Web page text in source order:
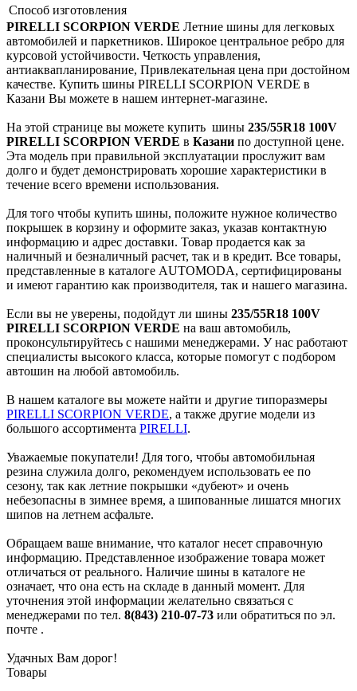
Способ изготовления
PIRELLI SCORPION VERDE Летние шины для легковых
автомобилей и паркетников. Широкое центральное ребро для
курсовой устойчивости. Четкость управления,
антиаквапланирование, Привлекательная цена при достойном
качестве. Купить шины PIRELLI SCORPION VERDE в
Казани Вы можете в нашем интернет-магазине.
На этой странице вы можете купить шины 235/55R18 100V
PIRELLI SCORPION VERDE в Казани по доступной цене.
Эта модель при правильной эксплуатации прослужит вам
долго и будет демонстрировать хорошие характеристики в
течение всего времени использования.
Для того чтобы купить шины, положите нужное количество
покрышек в корзину и оформите заказ, указав контактную
информацию и адрес доставки. Товар продается как за
наличный и безналичный расчет, так и в кредит. Все товары,
представленные в каталоге AUTOMODA, сертифицированы
и имеют гарантию как производителя, так и нашего магазина.
Если вы не уверены, подойдут ли шины 235/55R18 100V
PIRELLI SCORPION VERDE на ваш автомобиль,
проконсультируйтесь с нашими менеджерами. У нас работают
специалисты высокого класса, которые помогут с подбором
автошин на любой автомобиль.
В нашем каталоге вы можете найти и другие типоразмеры
PIRELLI SCORPION VERDE, а также другие модели из
большого ассортимента PIRELLI.
Уважаемые покупатели! Для того, чтобы автомобильная
резина служила долго, рекомендуем использовать ее по
сезону, так как летние покрышки «дубеют» и очень
небезопасны в зимнее время, а шипованные лишатся многих
шипов на летнем асфальте.
Обращаем ваше внимание, что каталог несет справочную
информацию. Представленное изображение товара может
отличаться от реального. Наличие шины в каталоге не
означает, что она есть на складе в данный момент. Для
уточнения этой информации желательно связаться с
менеджерами по тел. 8(843) 210-07-73 или обратиться по эл.
почте .
Удачных Вам дорог!
Товары